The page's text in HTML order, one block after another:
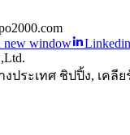
new window
ประเทศ ชิปปิ้ง, เคลีย